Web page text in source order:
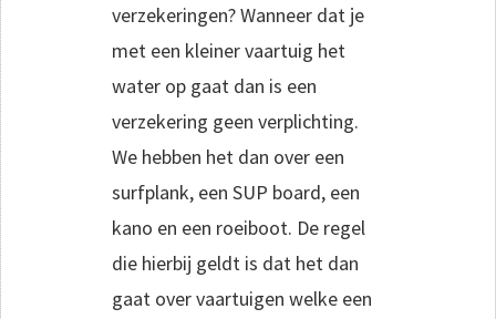
verzekeringen? Wanneer dat je
met een kleiner vaartuig het
water op gaat dan is een
verzekering geen verplichting.
We hebben het dan over een
surfplank, een SUP board, een
kano en een roeiboot. De regel
die hierbij geldt is dat het dan
gaat over vaartuigen welke een